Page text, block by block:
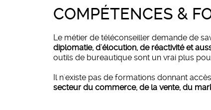
COMPÉTENCES &
Le métier de téléconseiller demande de
diplomatie, d'élocution, de réactivité et
outils de bureautique sont un vrai plus
Il n'existe pas de formations donnant
secteur du commerce, de la vente, du